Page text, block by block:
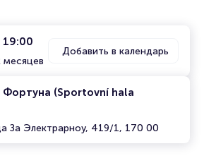
19:00
Добавить в календарь
Фортуна (Sportovní hala
За Электрарноу, 419/1, 170 00